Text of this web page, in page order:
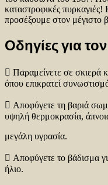
καταστροφικές πυρκαγιές!
προσέξουμε στον μέγιστο
Οδηγίες για
 Παραμείνετε σε σκιερά
όπου επικρατεί
 Αποφύγετε τη βαριά
υψηλή θερμοκρασία,
μεγάλη υγρασία.
 Αποφύγετε το βάδισμα
ήλιο.